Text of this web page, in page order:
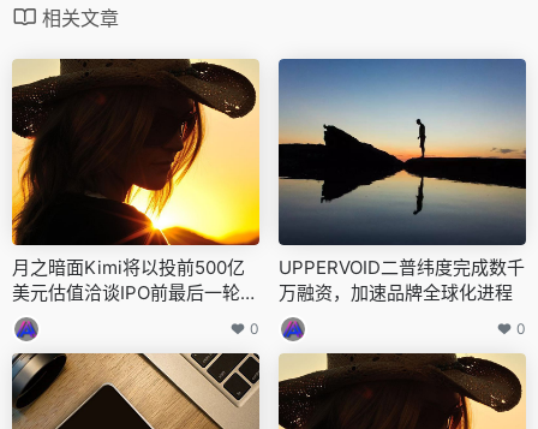
相关文章
月之暗面Kimi将以投前500亿
美元估值洽谈IPO前最后一轮融
资
0
UPPERVOID二普纬度完成数千
万融资，加速品牌全球化进程
0